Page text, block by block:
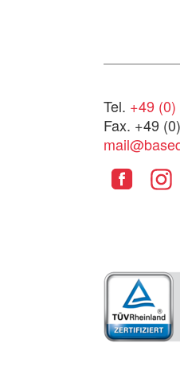
Tel. +49
Fax. +49